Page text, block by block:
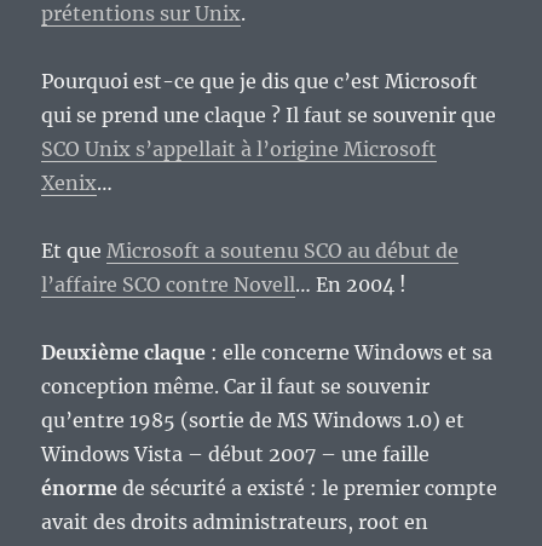
prétentions sur Unix.
Pourquoi est-ce que je dis que c’est Microsoft
qui se prend une claque ? Il faut se souvenir que
SCO Unix s’appellait à l’origine Microsoft
Xenix…
Et queMicrosoft a soutenu SCO au début de
l’affaire SCO contre Novell… En 2004 !
Deuxième claque : elle concerne Windows et sa
conception même. Car il faut se souvenir
qu’entre 1985 (sortie de MS Windows 1.0) et
Windows Vista – début 2007 – une faille
énorme de sécurité a existé : le premier compte
avait des droits administrateurs, root en